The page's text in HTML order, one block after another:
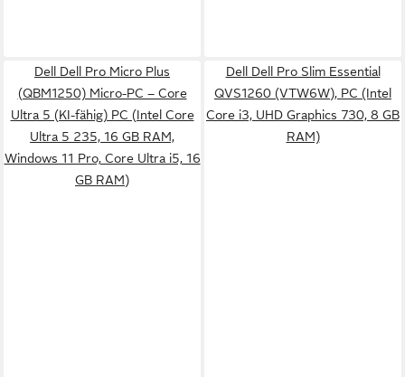
Dell Dell Pro Micro Plus
(QBM1250) Micro-PC – Core
Ultra 5 (KI-fähig) PC (Intel Core
Ultra 5 235, 16 GB RAM,
Windows 11 Pro, Core Ultra i5, 16
GB RAM)
Dell Dell Pro Slim Essential
QVS1260 (VTW6W), PC (Intel
Core i3, UHD Graphics 730, 8 GB
RAM)